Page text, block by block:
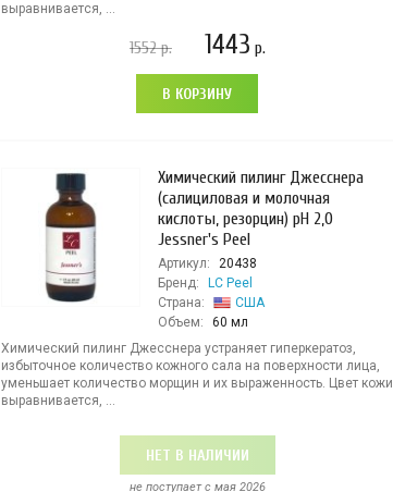
выравнивается, ...
1552р. 1443 р.
В КОРЗИНУ
Химический пилинг Джесснера
(салициловая и молочная
кислоты, резорцин) рН 2,0
Jessner's Peel
Артикул:
20438
Бренд:
LC Peel
Страна:
США
Объем:
60 мл
Химический пилинг Джесснера устраняет гиперкератоз,
избыточное количество кожного сала на поверхности лица,
уменьшает количество морщин и их выраженность. Цвет кожи
выравнивается, ...
НЕТ В НАЛИЧИИ
не поступает c мая 2026